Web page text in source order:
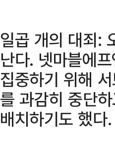
일곱 개의 대죄:
난다. 넷마블에
집중하기 위해
를 과감히 중단
배치하기도 했다.